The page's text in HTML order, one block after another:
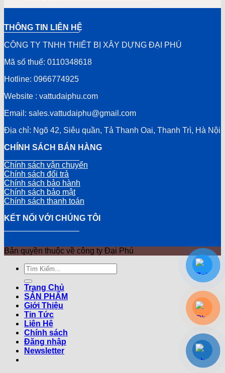
THÔNG TIN LIÊN HỆ
CÔNG TY TNHH THIẾT BỊ XÂY DỰNG ĐẠI PHÚ
Mã số thuế: 0110348618
Hotline: 0966774925
Website : vattudaiphu.com
Email: sales.vattudaiphu@gmail.com
Địa chỉ: Ngõ 42, Siêu quần, Tả Thanh Oai, Thanh Trì, Hà Nội
CHÍNH SÁCH BÁN HÀNG
Chính sách vận chuyển
Chính sách đổi trả
Chính sách bảo hành
Chính sách bảo mật
Chính sách thanh toán
KẾT NỐI VỚI CHÚNG TÔI
Bản quyền thuộc về công ty Đại Phú
Tìm
kiếm:
Trang Chủ
SẢN PHẨM
Giới Thiệu
Tin Tức
Liên Hệ
Chính sách
Đăng nhập
Newsletter